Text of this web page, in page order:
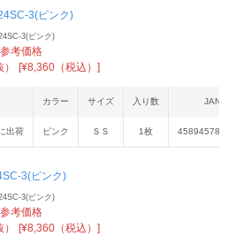
3(ピンク)
3(ピンク)
考価格
[¥8,360（税込）]
カラー サイズ 入り数 JAN
出荷 ピンク ＳＳ 1枚
3(ピンク)
3(ピンク)
考価格
[¥8,360（税込）]